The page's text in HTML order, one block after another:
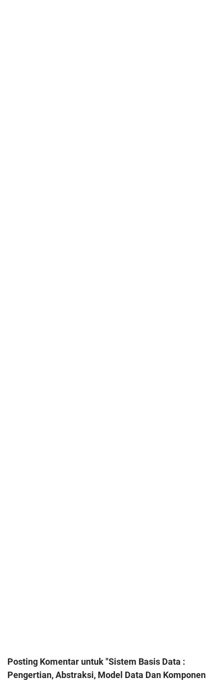
Posting Komentar untuk "Sistem Basis Data :
Pengertian, Abstraksi, Model Data Dan Komponen